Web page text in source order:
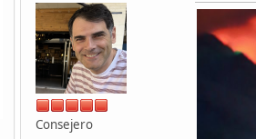
Consejero